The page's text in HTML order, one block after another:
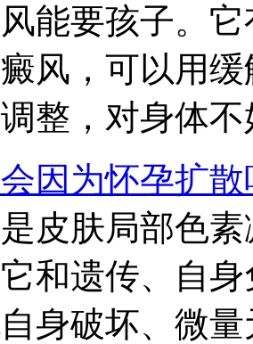
能要孩子。
风，可以用
整，对身体
因为怀孕扩散
皮肤局部色
和遗传、自
身破坏、微